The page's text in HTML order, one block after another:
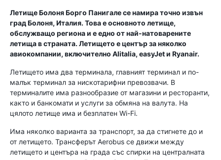
Летище Болоня Борго Панигале се намира точно извън
град Болоня, Италия. Това е основното летище,
обслужващо региона и е едно от най-натоварените
летища в страната. Летището е център за няколко
авиокомпании, включително Alitalia, easyJet и Ryanair.
Летището има два терминала, главният терминал и по-
малък терминал за нискотарифни превозвачи. В
терминалите има разнообразие от магазини и ресторанти,
както и банкомати и услуги за обмяна на валута. На
цялото летище има и безплатен Wi-Fi.
Има няколко варианта за транспорт, за да стигнете до и
от летището. Трансферът Aerobus се движи между
летището и центъра на града със спирки на централната